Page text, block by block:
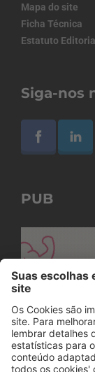
Mapa do site
Ficha Técnica
Estatuto
Siga-nos
PUB